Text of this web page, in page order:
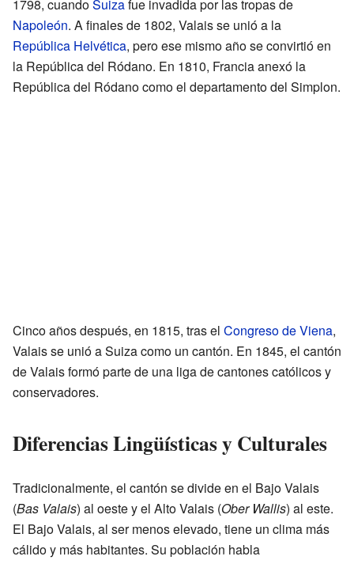
1798, cuandoSuizafue invadida por las tropas de
Napoleón. A finales de 1802, Valais se unió a la
República Helvética, pero ese mismo año se convirtió en
la República del Ródano. En 1810, Francia anexó la
República del Ródano como el departamento del Simplon.
Cinco años después, en 1815, tras el Congreso de Viena,
Valais se unió a Suiza como un cantón. En 1845, el cantón
de Valais formó parte de una liga de cantones católicos y
conservadores.
Diferencias Lingüísticas y Culturales
Tradicionalmente, el cantón se divide en el Bajo Valais
(Bas Valais) al oeste y el Alto Valais (Ober Wallis) al este.
El Bajo Valais, al ser menos elevado, tiene un clima más
cálido y más habitantes. Su población habla